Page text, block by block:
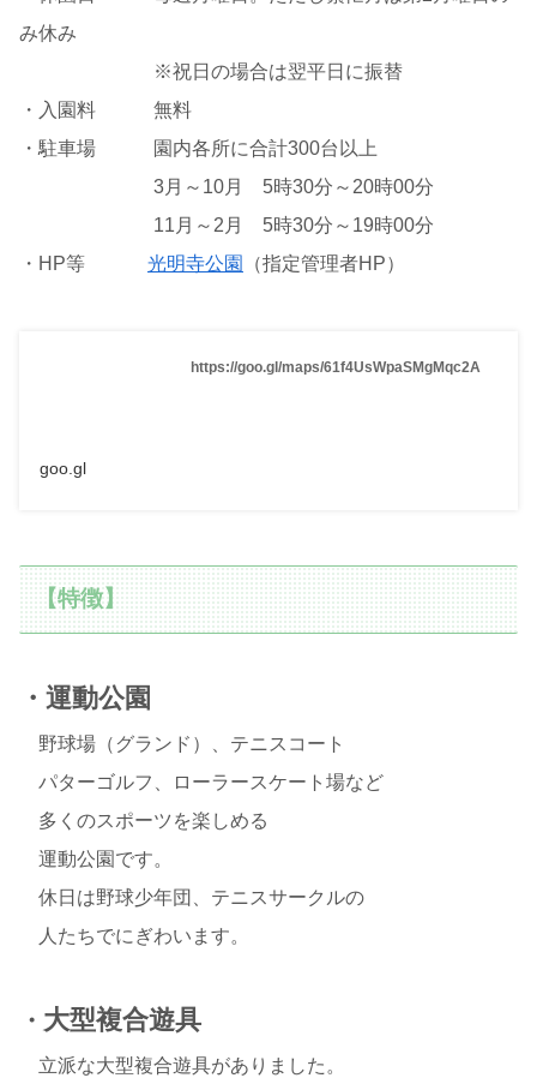
み休み
※祝日の場合は翌平日に振替
・入園料 無料
・駐車場 園内各所に合計300台以上
3月～10月 5時30分～20時00分
11月～2月 5時30分～19時00分
・HP等 光明寺公園 （指定管理者HP）
https://goo.gl/maps/61f4UsWpaSMgMqc2A
goo.gl
【特徴】
・運動公園
野球場（グランド）、テニスコート
パターゴルフ、ローラースケート場など
多くのスポーツを楽しめる
運動公園です。
休日は野球少年団、テニスサークルの
人たちでにぎわいます。
・ 大型複合遊具
立派な大型複合遊具がありました。